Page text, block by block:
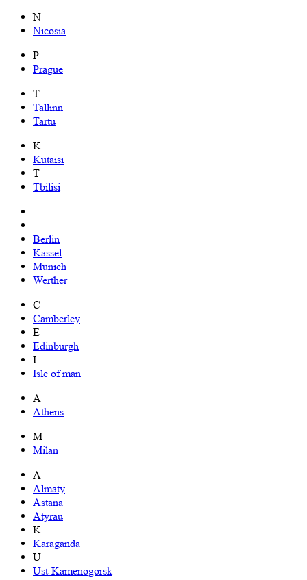
N
Nicosia
P
Prague
T
Tallinn
Tartu
K
Kutaisi
T
Tbilisi
Berlin
Kassel
Munich
Werther
C
Camberley
E
Edinburgh
I
Isle of man
A
Athens
M
Milan
A
Almaty
Astana
Atyrau
K
Karaganda
U
Ust-Kamenogorsk